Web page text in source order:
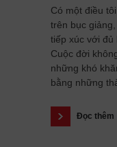
Có một điều
trên bục
tiếp xúc với đủ
Cuộc đời
những khó
bằng những
Đọc thêm